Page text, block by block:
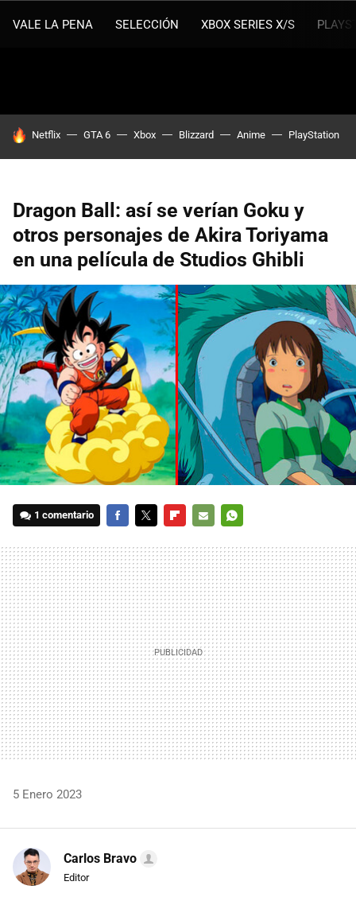
VALE LA PENA SELECCIÓN XBOX SERIES X/S
HOY SE HABLA DE
Netflix GTA 6 Xbox Blizzard Anime PlayStation
Dragon Ball: así se verían Goku y
otros personajes de Akira Toriyama
en una película de Studios Ghibli
1 comentario
MAIL
5 Enero 2023
Carlos Bravo
Editor